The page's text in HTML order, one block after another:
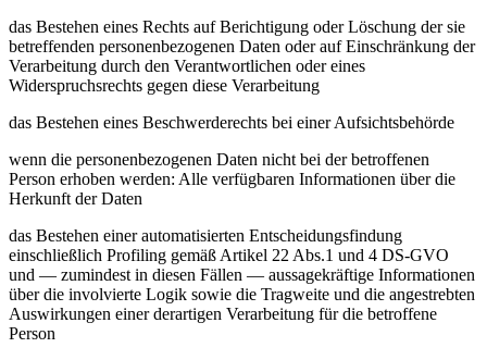
das Bestehen eines Rechts auf Berichtigung oder Löschung der sie
betreffenden personenbezogenen Daten oder auf Einschränkung der
Verarbeitung durch den Verantwortlichen oder eines
Widerspruchsrechts gegen diese Verarbeitung
das Bestehen eines Beschwerderechts bei einer Aufsichtsbehörde
wenn die personenbezogenen Daten nicht bei der betroffenen
Person erhoben werden: Alle verfügbaren Informationen über die
Herkunft der Daten
das Bestehen einer automatisierten Entscheidungsfindung
einschließlich Profiling gemäß Artikel 22 Abs.1 und 4 DS-GVO
und — zumindest in diesen Fällen — aussagekräftige Informationen
über die involvierte Logik sowie die Tragweite und die angestrebten
Auswirkungen einer derartigen Verarbeitung für die betroffene
Person